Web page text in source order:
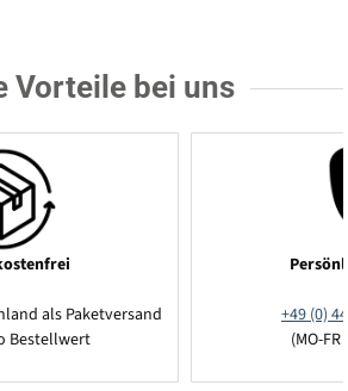
Vorteile bei uns
als Paketversand
Bestellwert
+49 (0)
(MO-